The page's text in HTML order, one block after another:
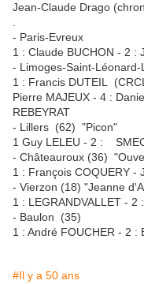
Jean-Claude Drago
- Paris-Evreux
1 : Claude BUCHON - 2 :
- Limoges-Saint-Léonard-
1 : Francis DUTEIL
Pierre MAJEUX - 4 :
REBEYRAT
- Lillers (62) "Picon"
1 Guy LELEU - 2 :
- Châteauroux (36)
1 : François COQUERY -
- Vierzon (18) "Jeanne
1 : LEGRANDVALLET - 2
- Baulon (35)
1 : André FOUCHER - 2 :
#Il y a 50 ans